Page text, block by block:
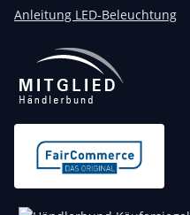
Anleitung LED-Beleuchtung